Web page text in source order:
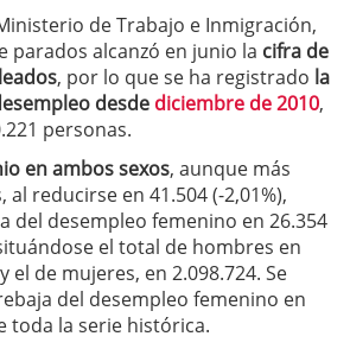
de Trabajo e Inmigración,
parados alcanzó en junio la cifra de
, por lo que se ha registrado la
desde diciembre de 2010,
personas.
en ambos sexos, aunque más
reducirse en 41.504 (-2,01%),
del desempleo femenino en 26.354
el total de hombres en
el de mujeres, en 2.098.724. Se
del desempleo femenino en
toda la serie histórica.